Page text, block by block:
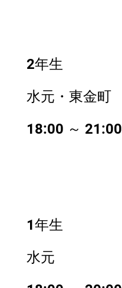
2年生
水元・東金町
18:00 ～ 21:00
1年生
水元